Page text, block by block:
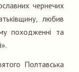
чернечих
любив
походженні та
Полтавська